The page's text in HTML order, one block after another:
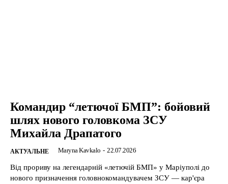
Командир “летючої БМП”: бойовий
шлях нового головкома ЗСУ
Михайла Драпатого
АКТУАЛЬНЕ Maryna Kavkalo - 22.07.2026
Від прориву на легендарній «летючій БМП» у Маріуполі до
нового призначення головнокомандувачем ЗСУ — кар'єра